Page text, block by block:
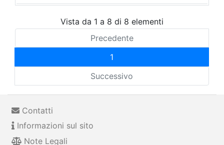
Vista da 1 a 8 di 8 elementi
Precedente
1
Successivo
Contatti
Informazioni sul sito
Note Legali